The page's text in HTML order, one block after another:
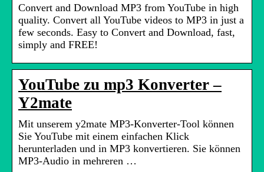
Convert and Download MP3 from YouTube in high
quality. Convert all YouTube videos to MP3 in just a
few seconds. Easy to Convert and Download, fast,
simply and FREE!
YouTube zu mp3 Konverter –
Y2mate
Mit unserem y2mate MP3-Konverter-Tool können
Sie YouTube mit einem einfachen Klick
herunterladen und in MP3 konvertieren. Sie können
MP3-Audio in mehreren …